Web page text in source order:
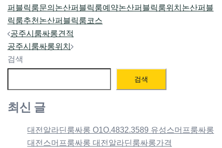
퍼블릭룸문의 논산퍼블릭룸예약논산퍼블릭룸위치 논산퍼블
릭룸추천 논산퍼블릭룸코스
Post
navigation
공주시룸싸롱견적
공주시룸싸롱위치
검색
검색
최신 글
대전알라딘룸싸롱 O1O.4832.3589 유성스머프룸싸롱
대전스머프룸싸롱 대전알라딘룸싸롱가격